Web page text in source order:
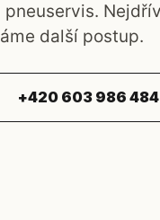
další postup.
+420 603 986 484